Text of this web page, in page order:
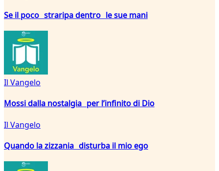
Se il poco straripa dentro le sue mani
Il Vangelo
Mossi dalla nostalgia per l’infinito di Dio
Il Vangelo
Quando la zizzania disturba il mio ego